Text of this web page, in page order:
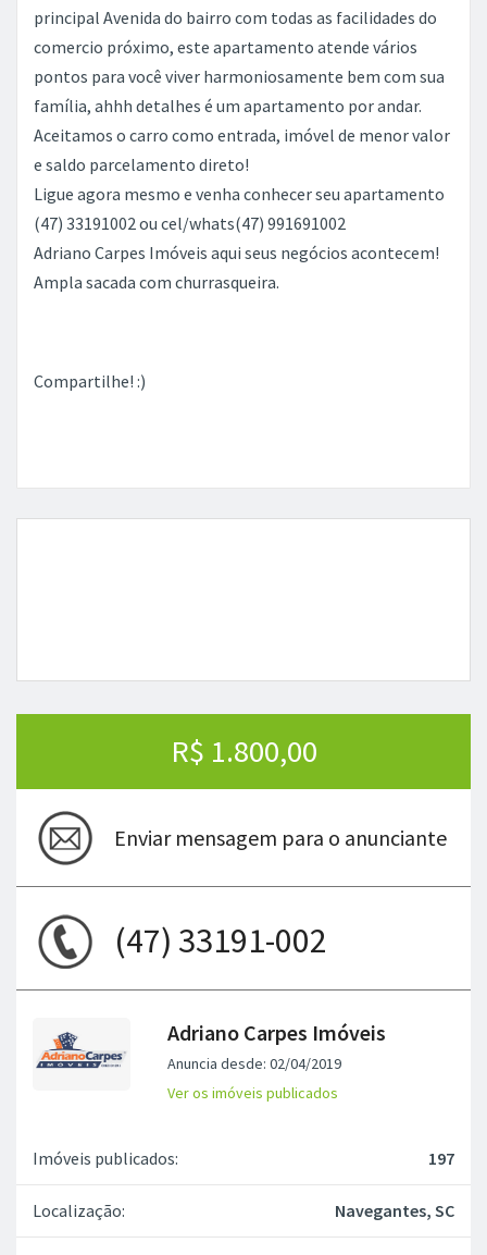
principal Avenida do bairro com todas as facilidades do
comercio próximo, este apartamento atende vários
pontos para você viver harmoniosamente bem com sua
família, ahhh detalhes é um apartamento por andar.
Aceitamos o carro como entrada, imóvel de menor valor
e saldo parcelamento direto!
Ligue agora mesmo e venha conhecer seu apartamento
(47) 33191002 ou cel/whats(47) 991691002
Adriano Carpes Imóveis aqui seus negócios acontecem!
Ampla sacada com churrasqueira.
Compartilhe! :)
R$ 1.800,00
Enviar mensagem para o anunciante
(47) 33191-002
Adriano Carpes Imóveis
Anuncia desde: 02/04/2019
Ver os imóveis publicados
Imóveis publicados: 197
Localização: Navegantes, SC